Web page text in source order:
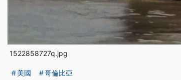
1522858727q.jpg
美國 哥倫比亞